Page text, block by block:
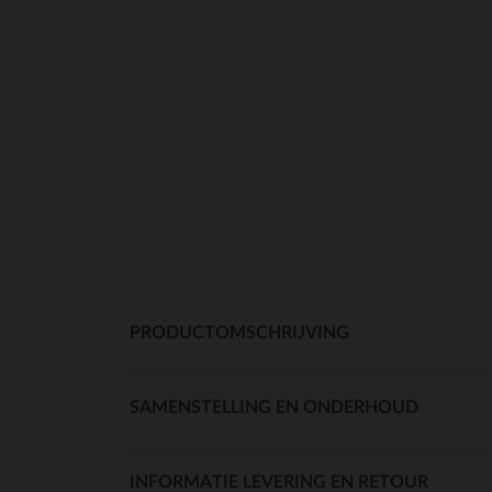
PRODUCTOMSCHRIJVING
SAMENSTELLING EN ONDERHOUD
INFORMATIE LEVERING EN RETOUR